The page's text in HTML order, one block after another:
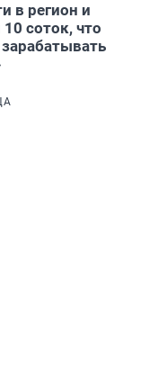
в регион и
соток, что